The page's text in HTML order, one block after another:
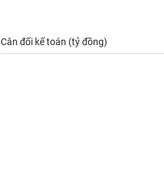
Cân đối kế toán (tỷ đồng)